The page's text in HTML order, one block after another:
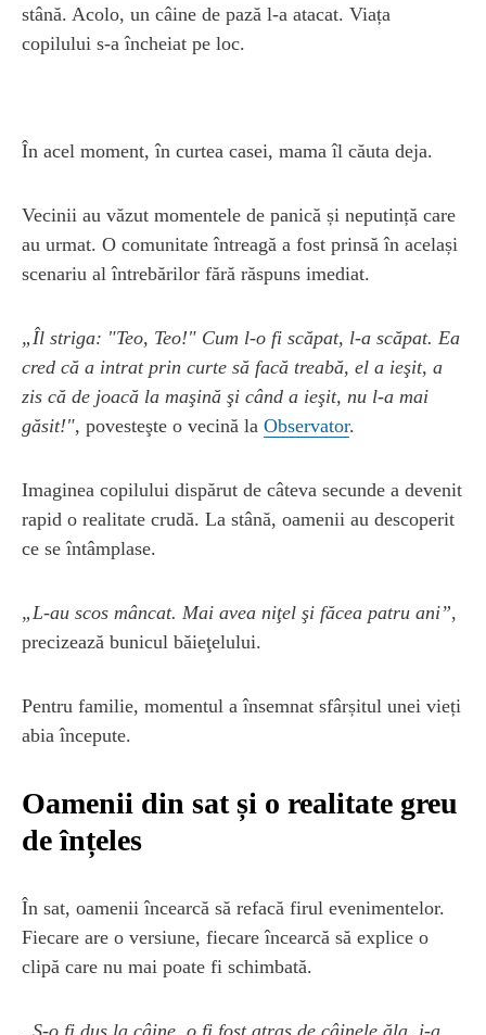
stână. Acolo, un câine de pază l-a atacat. Viața
copilului s-a încheiat pe loc.
În acel moment, în curtea casei, mama îl căuta deja.
Vecinii au văzut momentele de panică și neputință care
au urmat. O comunitate întreagă a fost prinsă în același
scenariu al întrebărilor fără răspuns imediat.
„Îl striga: "Teo, Teo!" Cum l-o fi scăpat, l-a scăpat. Ea
cred că a intrat prin curte să facă treabă, el a ieşit, a
zis că de joacă la maşină şi când a ieşit, nu l-a mai
găsit!", povesteşte o vecină la Observator.
Imaginea copilului dispărut de câteva secunde a devenit
rapid o realitate crudă. La stână, oamenii au descoperit
ce se întâmplase.
„L-au scos mâncat. Mai avea niţel şi făcea patru ani”,
precizează bunicul băieţelului.
Pentru familie, momentul a însemnat sfârșitul unei vieți
abia începute.
Oamenii din sat și o realitate greu
de înțeles
În sat, oamenii încearcă să refacă firul evenimentelor.
Fiecare are o versiune, fiecare încearcă să explice o
clipă care nu mai poate fi schimbată.
„S-o fi dus la câine, o fi fost atras de câinele ăla, i-a